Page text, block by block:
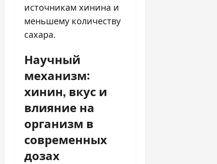
источникам хинина и
меньшему количеству
сахара.
Научный
механизм:
хинин, вкус и
влияние на
организм в
современных
дозах